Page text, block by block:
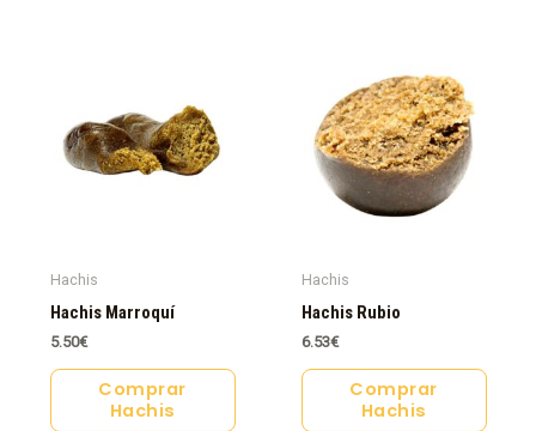
Hachis
Hachis Marroquí
5.50€
Comprar
Hachis
Hachis
Hachis Rubio
6.53€
Comprar
Hachis